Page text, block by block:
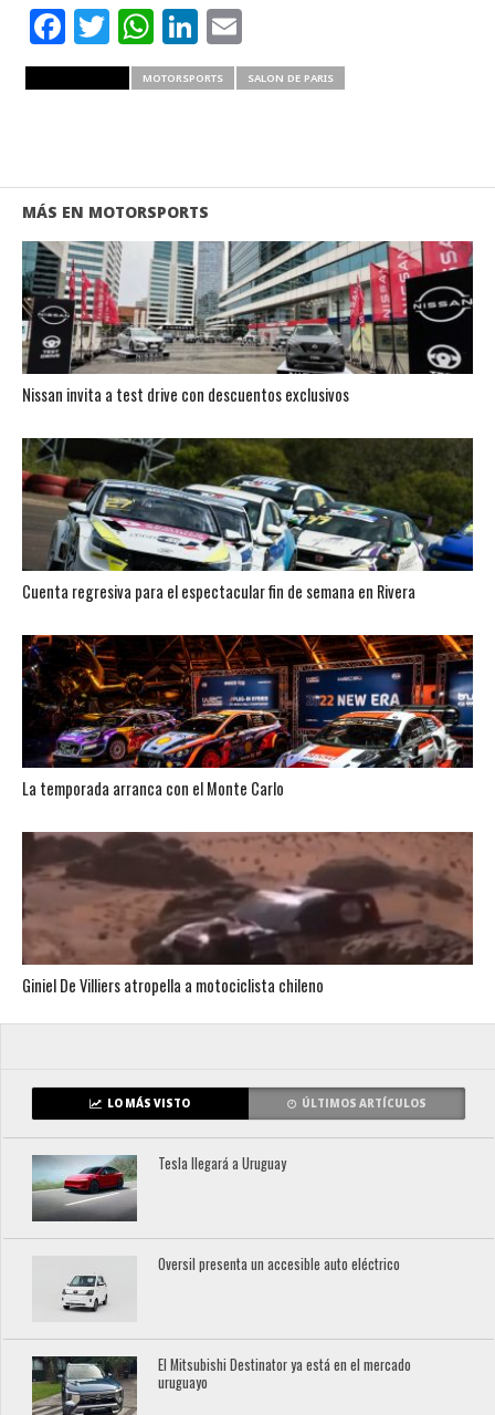
Facebook
Twitter
WhatsApp
LinkedIn
Email
MOTORSPORTS SALON DE PARIS
MÁS EN MOTORSPORTS
Nissan invita a test drive con descuentos exclusivos
Cuenta regresiva para el espectacular fin de semana en Rivera
La temporada arranca con el Monte Carlo
Giniel De Villiers atropella a motociclista chileno
LO MÁS VISTO ÚLTIMOS ARTÍCULOS
Tesla llegará a Uruguay
Oversil presenta un accesible auto eléctrico
El Mitsubishi Destinator ya está en el mercado
uruguayo